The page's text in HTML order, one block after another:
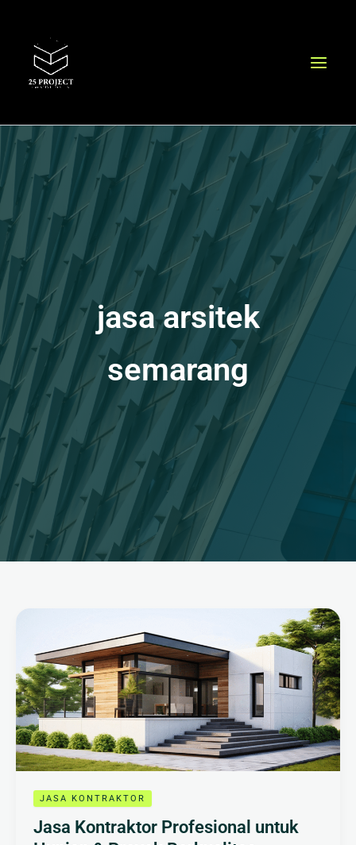
konten
jasa arsitek
semarang
JASA KONTRAKTOR
Jasa Kontraktor Profesional untuk
Profesional
untuk
Hunian
&
Proyek
Berkualitas
25Group
Semarang